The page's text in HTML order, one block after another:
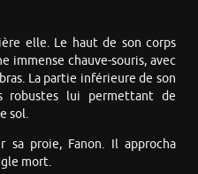
elle. Le haut de son corps
immense chauve-souris, avec
La partie inférieure de son
robustes lui permettant de
sol.
sa proie, Fanon. Il approcha
mort.